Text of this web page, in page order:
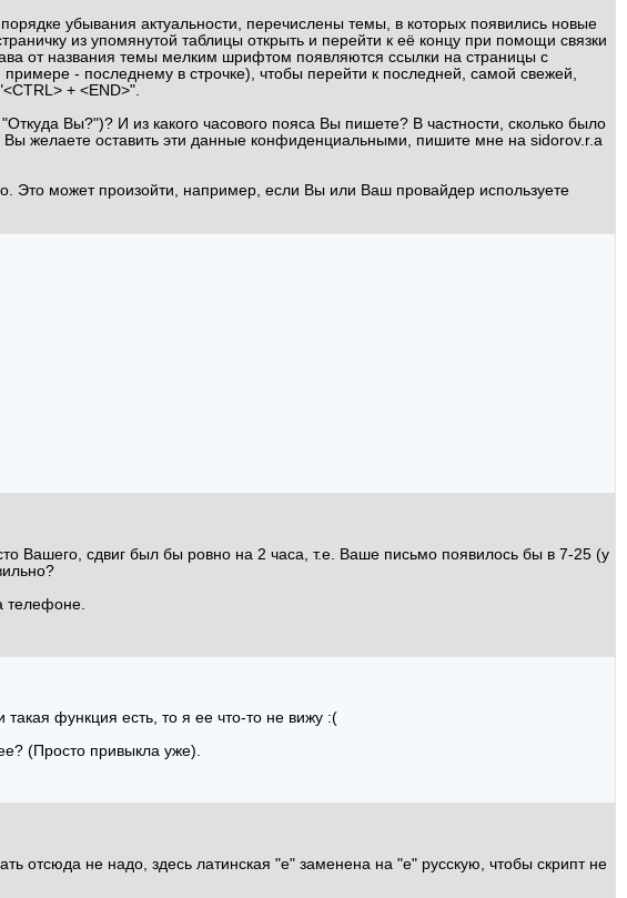
убывания актуальности, перечислены темы, в которых появились новые
из упомянутой таблицы открыть и перейти к её концу при помощи связки
от названия темы мелким шрифтом появляются ссылки на страницы с
- последнему в строчке), чтобы перейти к последней, самой свежей,
+ <END>".
Вы?")? И из какого часового пояса Вы пишете? В частности, сколько было
желаете оставить эти данные конфиденциальными, пишите мне на sidorov.r.a
Это может произойти, например, если Вы или Ваш провайдер используете
Вашего, сдвиг был бы ровно на 2 часа, т.е. Ваше письмо появилось бы в 7-25 (у
телефоне.
функция есть, то я ее что-то не вижу :(
(Просто привыкла уже).
отсюда не надо, здесь латинская "е" заменена на "е" русскую, чтобы скрипт не